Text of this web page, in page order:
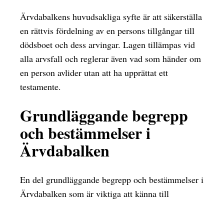
Ärvdabalkens huvudsakliga syfte är att säkerställa
en rättvis fördelning av en persons tillgångar till
dödsboet och dess arvingar. Lagen tillämpas vid
alla arvsfall och reglerar även vad som händer om
en person avlider utan att ha upprättat ett
testamente.
Grundläggande begrepp
och bestämmelser i
Ärvdabalken
En del grundläggande begrepp och bestämmelser i
Ärvdabalken som är viktiga att känna till